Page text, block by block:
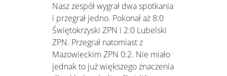
Nasz zespół wygrał dwa spotkania
i przegrał jedno. Pokonał aż 8:0
Świętokrzyski ZPN i 2:0 Lubelski
ZPN. Przegrał natomiast z
Mazowieckim ZPN 0:2. Nie miało
jednak to już większego znaczenia